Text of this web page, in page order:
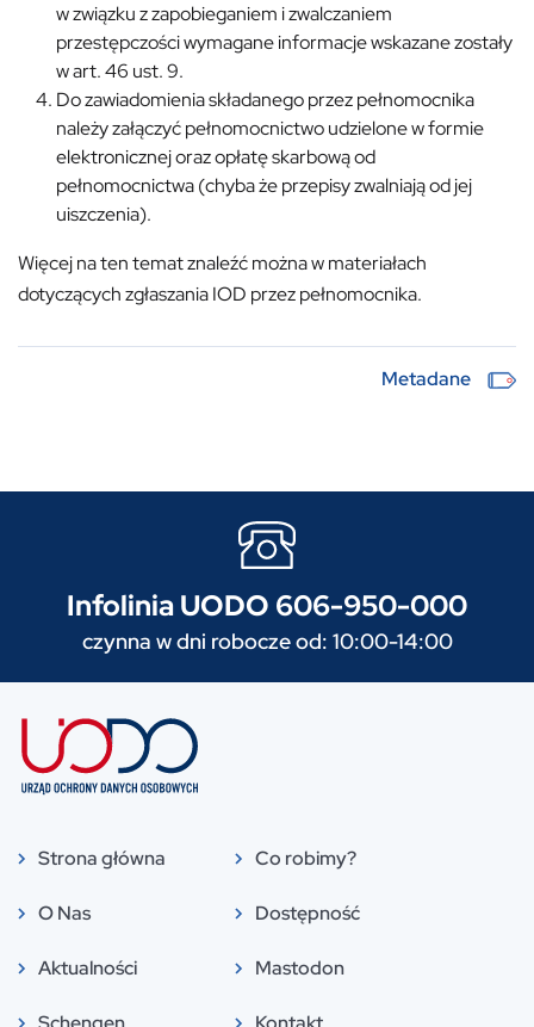
w związku z zapobieganiem i zwalczaniem
przestępczości wymagane informacje wskazane zostały
w art. 46 ust. 9.
Do zawiadomienia składanego przez pełnomocnika
należy załączyć pełnomocnictwo udzielone w formie
elektronicznej oraz opłatę skarbową od
pełnomocnictwa (chyba że przepisy zwalniają od jej
uiszczenia).
Więcej na ten temat znaleźć można w materiałach
dotyczących zgłaszania IOD przez pełnomocnika.
Metadane
Infolinia UODO 606-950-000
czynna w dni robocze od: 10:00-14:00
Strona główna
O Nas
Aktualności
Co robimy?
Dostępność
Mastodon